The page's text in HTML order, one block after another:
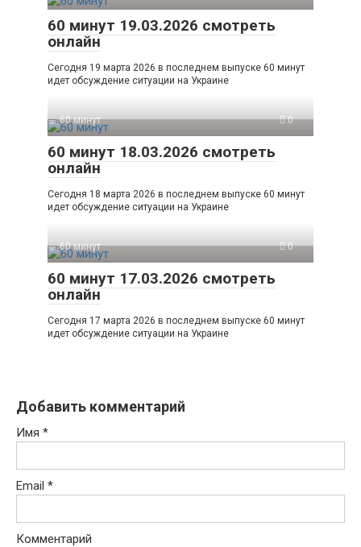
60 минут 19.03.2026 смотреть
онлайн
Сегодня 19 марта 2026 в последнем выпуске 60 минут
идет обсуждение ситуации на Украине
60 минут 0
60 минут 18.03.2026 смотреть
онлайн
Сегодня 18 марта 2026 в последнем выпуске 60 минут
идет обсуждение ситуации на Украине
60 минут 0
60 минут 17.03.2026 смотреть
онлайн
Сегодня 17 марта 2026 в последнем выпуске 60 минут
идет обсуждение ситуации на Украине
Добавить комментарий
Имя *
Email *
Комментарий